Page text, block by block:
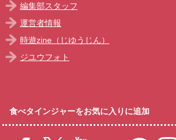
編集部スタッフ
運営者情報
時遊zine（じゆうじん）
ジユウフォト
食べタインジャーをお気に入りに追加